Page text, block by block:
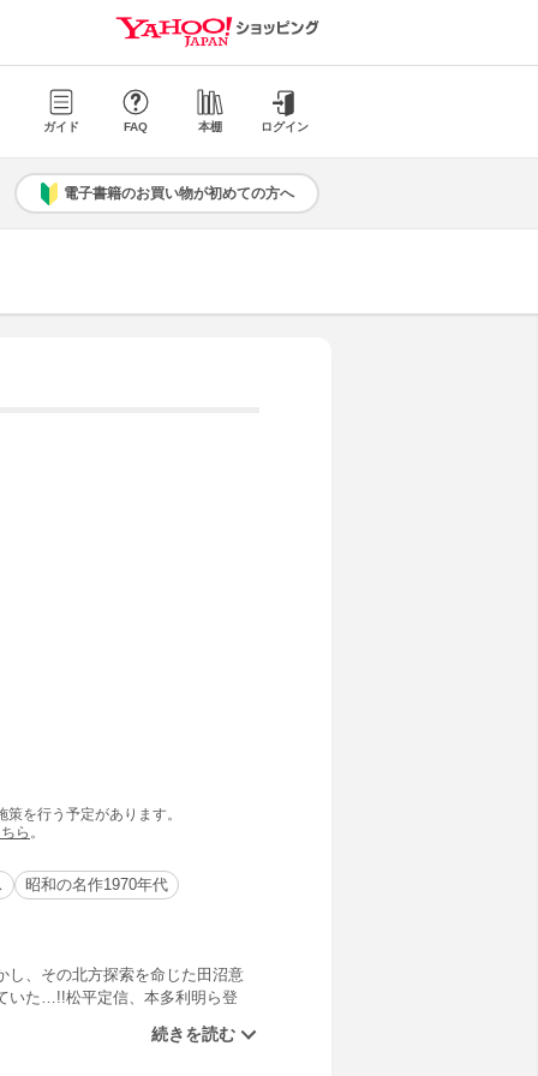
ガイド FAQ 本棚 ログイン
電子書籍のお買い物が初めての方へ
を行う予定があります。
ら 。
昭和の名作1970年代
し、その北方探索を命じた田沼意
いた…!!松平定信、本多利明ら登